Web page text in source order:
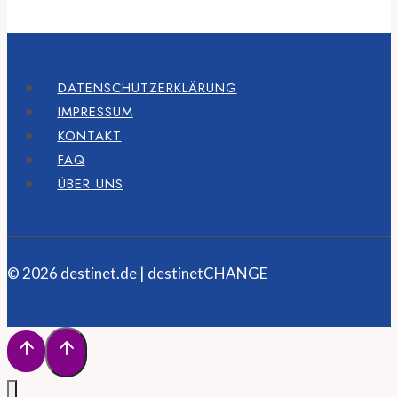
DATENSCHUTZERKLÄRUNG
IMPRESSUM
KONTAKT
FAQ
ÜBER UNS
© 2026 destinet.de | destinetCHANGE